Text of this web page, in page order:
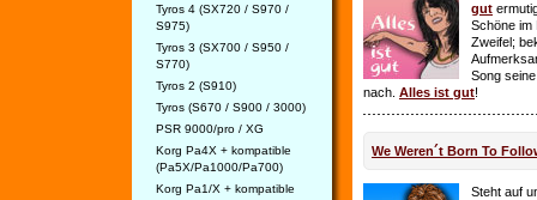
Tyros 4 (SX720 / S970 /
S975)
Tyros 3 (SX700 / S950 /
S770)
Tyros 2 (S910)
Tyros (S670 / S900 / 3000)
PSR 9000/pro / XG
Korg Pa4X + kompatible
(Pa5X/Pa1000/Pa700)
Korg Pa1/X + kompatible
gut
Schöne im
Zweifel;
Song
nach. Alles ist gut!
We Weren´t Born To
Steht auf